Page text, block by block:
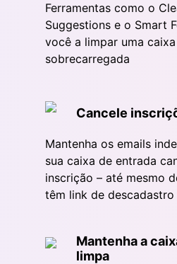
Ferramentas como o
Suggestions e o Smart
você a limpar uma
sobrecarregada
Cancele
Mantenha os emails
sua caixa de entrada
inscrição – até mesmo
têm link de descadastro
Mantenha a
limpa